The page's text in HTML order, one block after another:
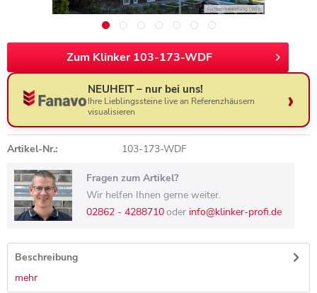
Zum Klinker 103-173-WDF
NEUHEIT – nur bei uns!
Ihre Lieblingssteine live an Referenzhäusern
visualisieren
Artikel-Nr.: 103-173-WDF
Fragen zum Artikel?
Wir helfen Ihnen gerne weiter.
02862 - 4288710oder info@klinker-profi.de
Beschreibung
mehr